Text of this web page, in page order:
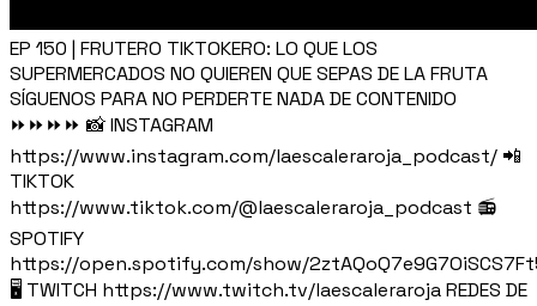
EP 150 | FRUTERO TIKTOKERO: LO QUE LOS
SUPERMERCADOS NO QUIEREN QUE SEPAS DE LA FRUTA
SÍGUENOS PARA NO PERDERTE NADA DE CONTENIDO
⏩⏩⏩⏩ 📸 INSTAGRAM
https://www.instagram.com/laescaleraroja_podcast/ 📲
TIKTOK
https://www.tiktok.com/@laescaleraroja_podcast 📻
SPOTIFY
https://open.spotify.com/show/
🖥️ TWITCH https://www.twitch.tv/laescaleraroja REDES DE